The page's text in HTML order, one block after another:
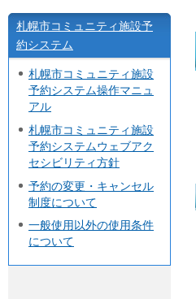
札幌市コミュニティ施設予
約システム
札幌市コミュニティ施設
予約システム操作マニュ
アル
札幌市コミュニティ施設
予約システムウェブアク
セシビリティ方針
予約の変更・キャンセル
制度について
一般使用以外の使用条件
について